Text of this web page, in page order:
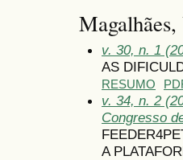
v. 30, n. 1
AS
RESUMO
v. 34, n. 2
Congresso
A